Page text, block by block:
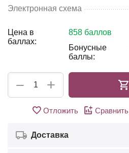
Электронная схема
Цена в
баллах:
858 баллов
Бонусные
баллы:
+
−
Отложить Сравнить
Доставка